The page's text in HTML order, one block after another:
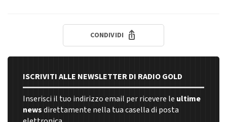
CONDIVIDI
ISCRIVITI ALLE NEWSLETTER DI RADIO GOLD
Inserisci il tuo indirizzo email per ricevere le ultime
newsdirettamente nella tua casella di posta